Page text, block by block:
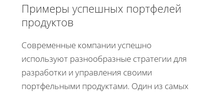
Примеры успешных портфелей
продуктов
Современные компании успешно
используют разнообразные стратегии для
разработки и управления своими
портфельными продуктами. Один из самых